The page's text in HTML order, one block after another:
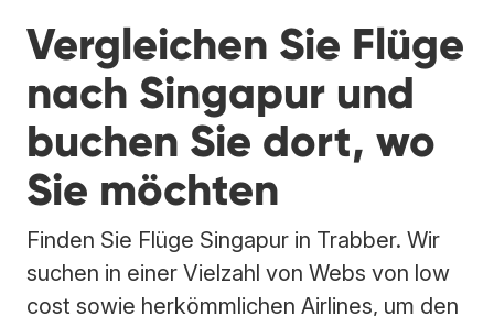
Vergleichen Sie Flüge
nach Singapur und
buchen Sie dort, wo
Sie möchten
Finden Sie Flüge Singapur in Trabber. Wir
suchen in einer Vielzahl von Webs von low
cost sowie herkömmlichen Airlines, um den